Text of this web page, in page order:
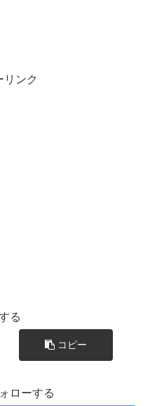
リンク
る
コピー
ローする